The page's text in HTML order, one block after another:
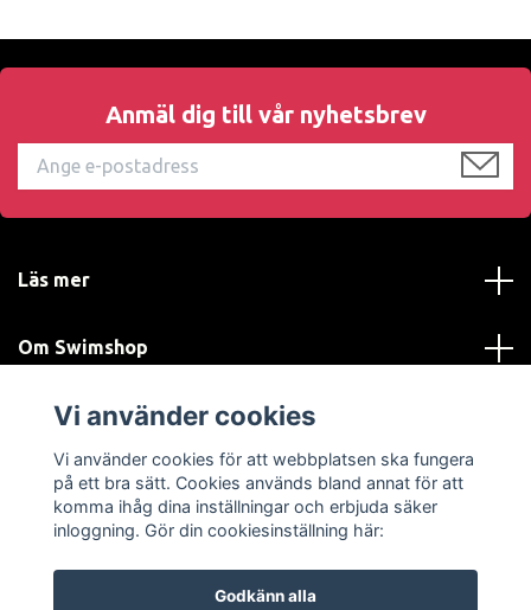
Anmäl dig till vår nyhetsbrev
Läs mer
Om Swimshop
Kundtjänst
Sociala medier
Vi använder cookies
Vi använder cookies för att webbplatsen ska fungera
på ett bra sätt. Cookies används bland annat för att
komma ihåg dina inställningar och erbjuda säker
inloggning. Gör din cookiesinställning här:
Godkänn alla